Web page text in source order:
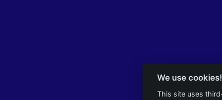
We use cookies!
This site uses